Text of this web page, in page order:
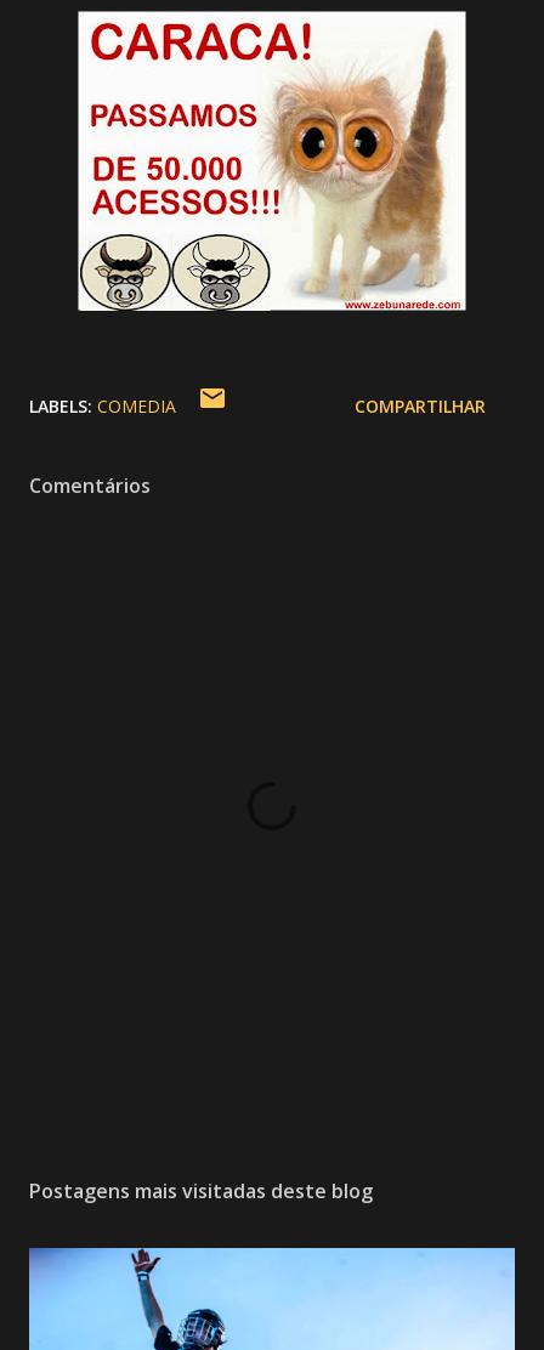
LABELS: COMEDIA COMPARTILHAR
Comentários
Postagens mais visitadas deste blog